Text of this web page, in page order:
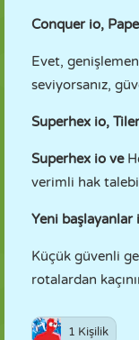
Conquer io,
Evet,
seviyorsanız,
Superhex io,
Superhex io ve
verimli hak
Yeni başlayanlar
Küçük güvenli
rotalardan
1 Kişilik